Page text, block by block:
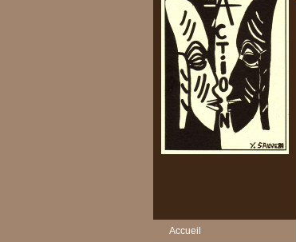
Accueil